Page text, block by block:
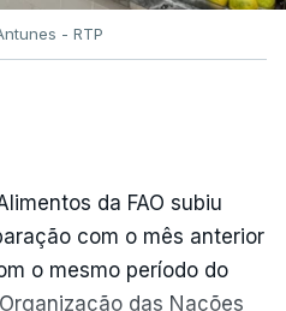
- RTP
da FAO subiu
com o mês anterior
o mesmo período do
das Nações